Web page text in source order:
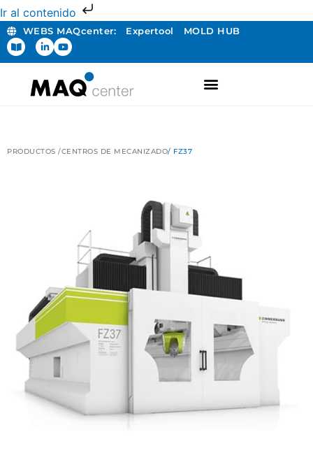
Ir al contenido
WEBS MAQcenter: Expertool MOLD HUB
PRODUCTOS /CENTROS DE MECANIZADO/ FZ37